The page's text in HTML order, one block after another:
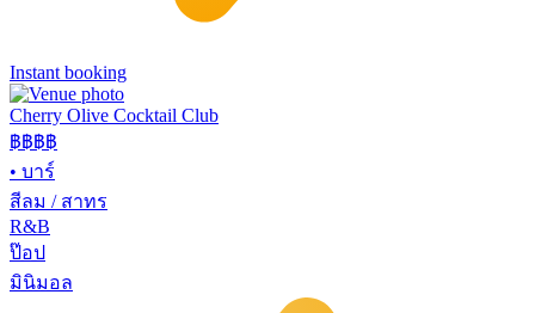
Instant booking
Cherry Olive Cocktail Club
฿฿฿฿
• บาร์
สีลม / สาทร
R&B
ป๊อป
มินิมอล